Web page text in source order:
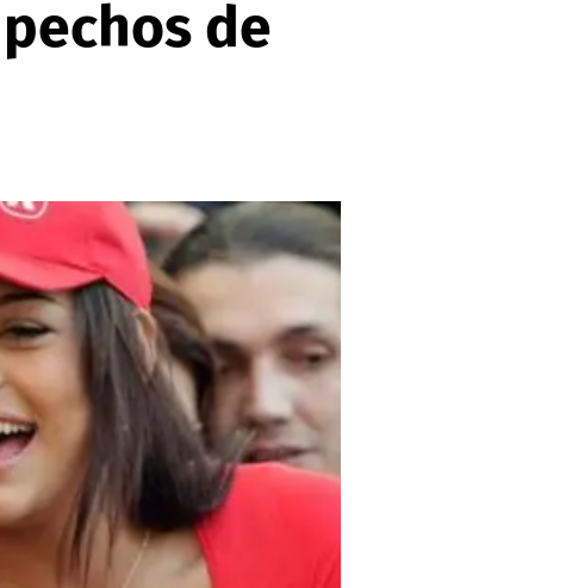
de